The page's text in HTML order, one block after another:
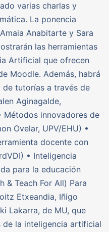
varias charlas y
La ponencia
Anabitarte y Sara
las herramientas
Artificial que ofrecen
Moodle. Además, habrá
de tutorías a través de
Aginagalde,
Métodos innovadores de
Ovelar, UPV/EHU) •
docente con
• Inteligencia
para la educación
& Teach For All) Para
Etxeandia, Iñigo
Lakarra, de MU, que
la inteligencia artificial